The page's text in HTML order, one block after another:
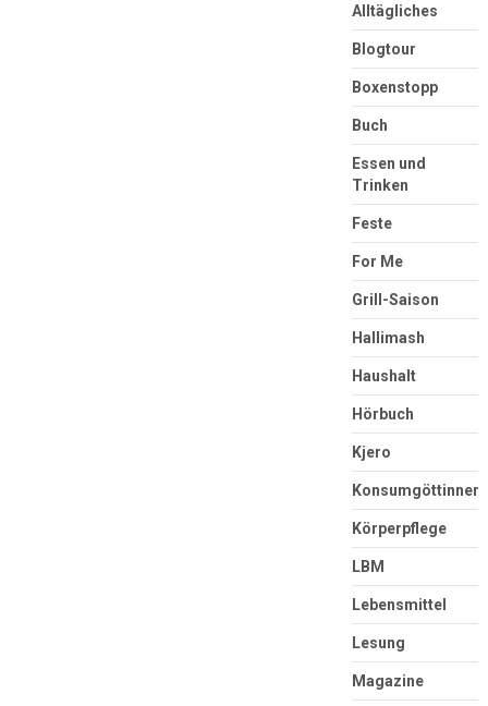
Alltägliches
Blogtour
Boxenstopp
Buch
Essen und
Trinken
Feste
For Me
Grill-Saison
Hallimash
Haushalt
Hörbuch
Kjero
Konsumgöttinnen
Körperpflege
LBM
Lebensmittel
Lesung
Magazine